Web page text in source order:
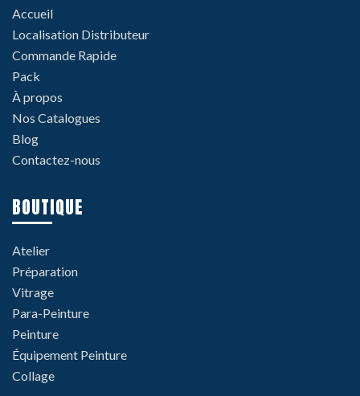
Accueil
Localisation Distributeur
Commande Rapide
Pack
À propos
Nos Catalogues
Blog
Contactez-nous
BOUTIQUE
Atelier
Préparation
Vitrage
Para-Peinture
Peinture
Équipement Peinture
Collage